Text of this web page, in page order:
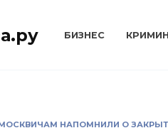
БИЗНЕС
НАПОМНИЛИ О